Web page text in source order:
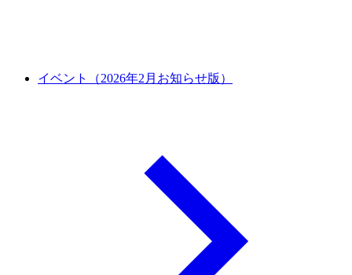
イベント（2026年2月お知らせ版）